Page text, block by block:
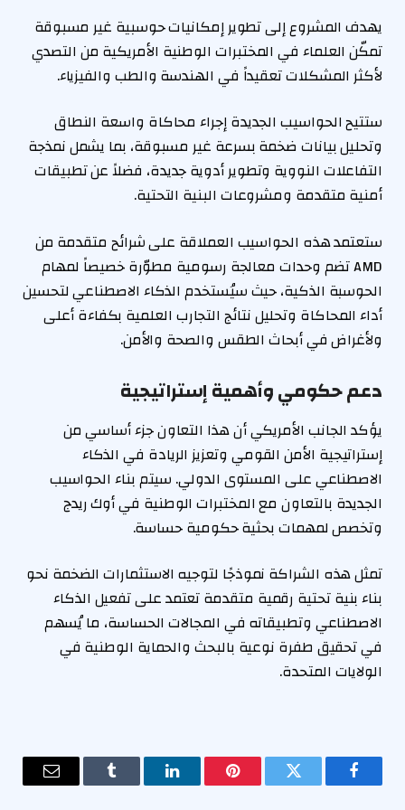
يهدف المشروع إلى تطوير إمكانيات حوسبية غير مسبوقة
تمكّن العلماء في المختبرات الوطنية الأمريكية من التصدي
لأكثر المشكلات تعقيداً في الهندسة والطب والفيزياء.
ستتيح الحواسيب الجديدة إجراء محاكاة واسعة النطاق
وتحليل بيانات ضخمة بسرعة غير مسبوقة، بما يشمل نمذجة
التفاعلات النووية وتطوير أدوية جديدة، فضلاً عن تطبيقات
أمنية متقدمة ومشروعات البنية التحتية.
ستعتمد هذه الحواسيب العملاقة على شرائح متقدمة من
AMD تضم وحدات معالجة رسومية مطوّرة خصيصاً لمهام
الحوسبة الذكية، حيث سيُستخدم الذكاء الاصطناعي لتحسين
أداء المحاكاة وتحليل نتائج التجارب العلمية بكفاءة أعلى
ولأغراض في أبحاث الطقس والصحة والأمن.
دعم حكومي وأهمية إستراتيجية
يؤكد الجانب الأمريكي أن هذا التعاون جزء أساسي من
إستراتيجية الأمن القومي وتعزيز الريادة في الذكاء
الاصطناعي على المستوى الدولي. سيتم بناء الحواسيب
الجديدة بالتعاون مع المختبرات الوطنية في أوك ريدج
وتخصص لمهمات بحثية حكومية حساسة.
تمثل هذه الشراكة نموذجًا لتوجيه الاستثمارات الضخمة نحو
بناء بنية تحتية رقمية متقدمة تعتمد على تفعيل الذكاء
الاصطناعي وتطبيقاته في المجالات الحساسة، ما يُسهم
في تحقيق طفرة نوعية بالبحث والحماية الوطنية في
الولايات المتحدة.
فيسبوك تويتر بينتيريستلينكدإن Tumblr
البريد